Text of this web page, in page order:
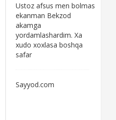
Ustoz afsus men bolmas
ekanman Bekzod
akamga
yordamlashardim. Xa
xudo xoxlasa boshqa
safar
Sayyod.com